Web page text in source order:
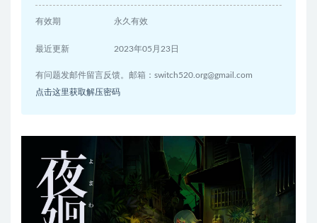
有效期 永久有效
最近更新 2023年05月23日
有问题发邮件留言反馈。邮箱： switch520.org@gmail.com
点击这里获取解压密码